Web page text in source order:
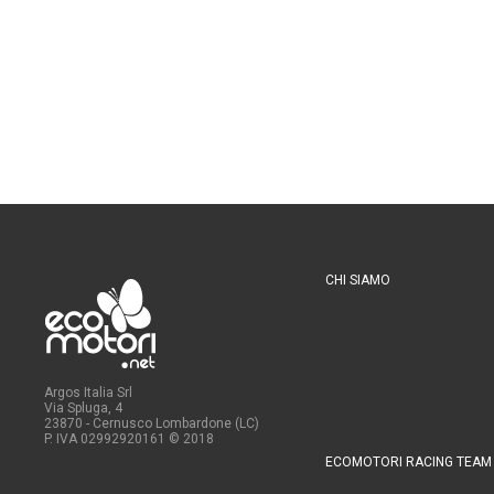
Argos Italia Srl
Via Spluga, 4
23870 - Cernusco Lombardone (LC)
P. IVA 02992920161 © 2018
CHI SIAMO
ECOMOTORI RACING TEAM